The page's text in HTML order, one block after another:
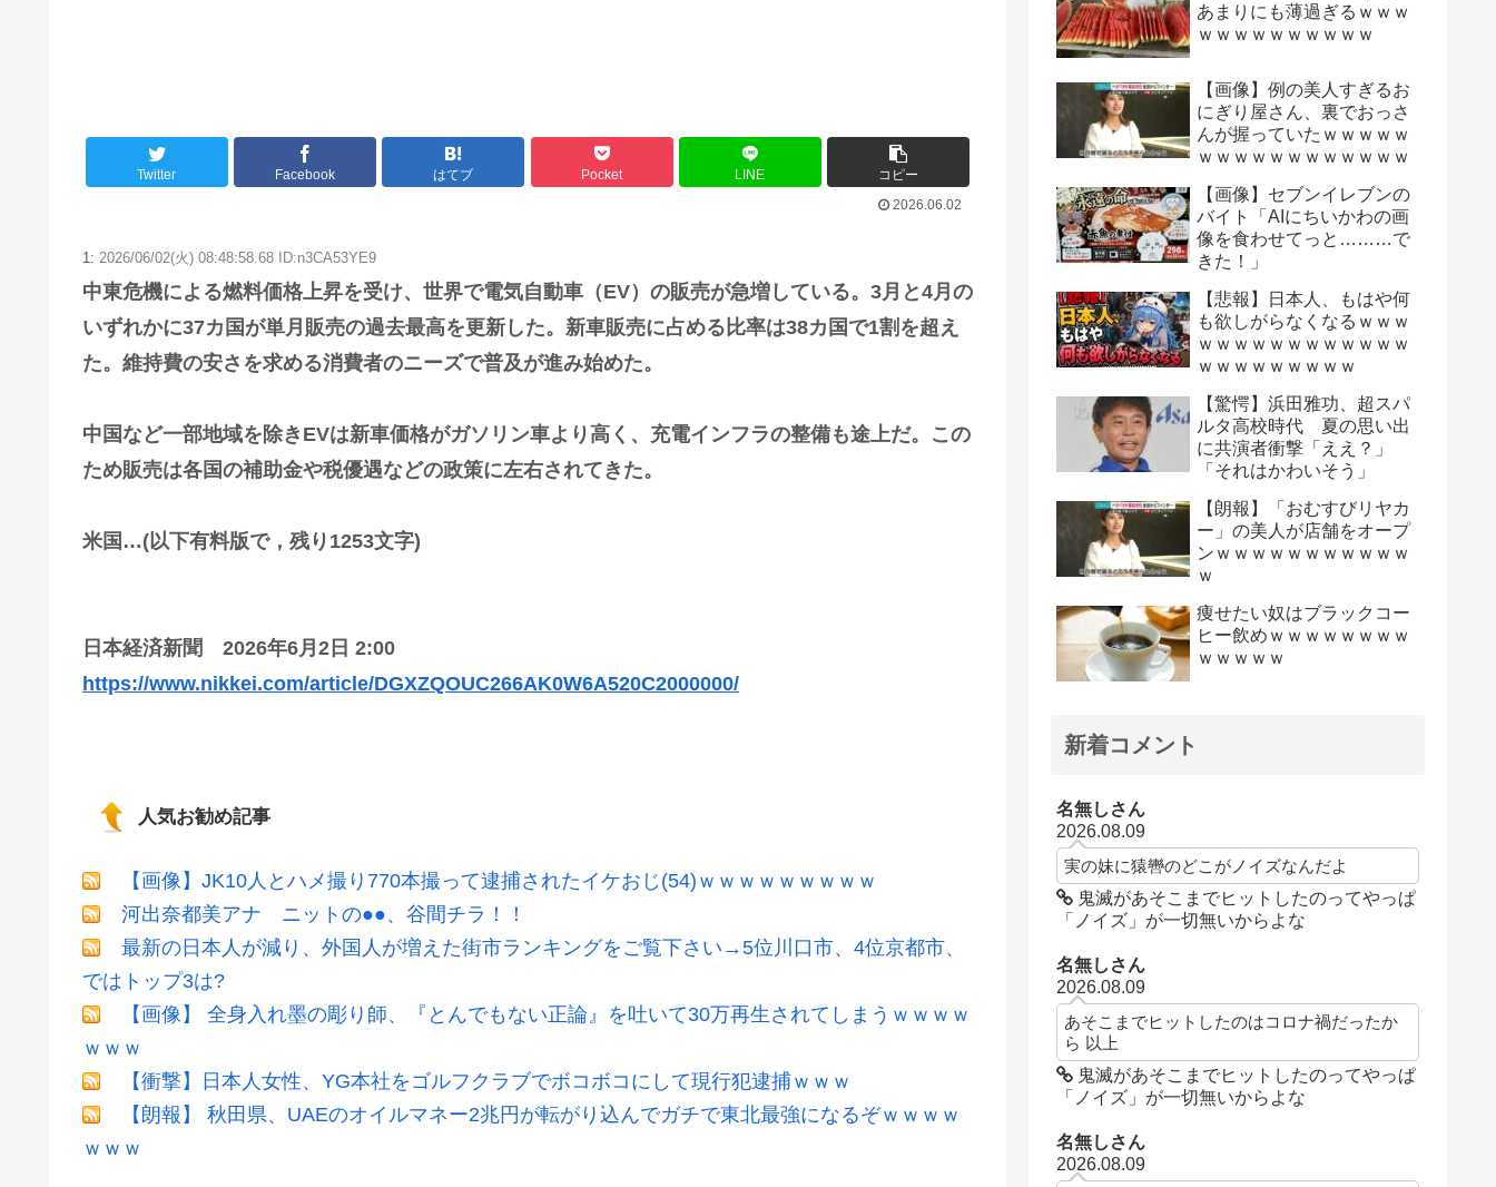
Twitter Facebook はてブ Pocket LINE
コピー
2026.06.02
1: 2026/06/02(火) 08:48:58.68 ID:n3CA53YE9
中東危機による燃料価格上昇を受け、世界で電気自動車（EV）の販売が急増している。3月と4月の
いずれかに37カ国が単月販売の過去最高を更新した。新車販売に占める比率は38カ国で1割を超え
た。維持費の安さを求める消費者のニーズで普及が進み始めた。
中国など一部地域を除きEVは新車価格がガソリン車より高く、充電インフラの整備も途上だ。この
ため販売は各国の補助金や税優遇などの政策に左右されてきた。
米国…(以下有料版で，残り1253文字)
日本経済新聞 2026年6月2日 2:00
https://www.nikkei.com/article/DGXZQOUC266AK0W6A520C2000000/
人気お勧め記事
【画像】JK10人とハメ撮り770本撮って逮捕されたイケおじ(54)ｗｗｗｗｗｗｗｗｗ
河出奈都美アナ ニットの●●、谷間チラ！！
最新の日本人が減り、外国人が増えた街市ランキングをご覧下さい→5位川口市、4位京都市、
ではトップ3は?
【画像】 全身入れ墨の彫り師、『とんでもない正論』を吐いて30万再生されてしまうｗｗｗｗ
ｗｗｗ
【衝撃】日本人女性、YG本社をゴルフクラブでボコボコにして現行犯逮捕ｗｗｗ
【朗報】 秋田県、UAEのオイルマネー2兆円が転がり込んでガチで東北最強になるぞｗｗｗｗ
ｗｗｗ
あまりにも薄過ぎるｗｗｗ
ｗｗｗｗｗｗｗｗｗｗ
【画像】例の美人すぎるお
にぎり屋さん、裏でおっさ
んが握っていたｗｗｗｗｗ
ｗｗｗｗｗｗｗｗｗｗｗｗ
【画像】セブンイレブンの
バイト「AIにちいかわの画
像を食わせてっと………で
きた！」
【悲報】日本人、もはや何
も欲しがらなくなるｗｗｗ
ｗｗｗｗｗｗｗｗｗｗｗｗ
ｗｗｗｗｗｗｗｗｗ
【驚愕】浜田雅功、超スパ
ルタ高校時代 夏の思い出
に共演者衝撃「ええ？」
「それはかわいそう」
【朗報】「おむすびリヤカ
ー」の美人が店舗をオープ
ンｗｗｗｗｗｗｗｗｗｗｗ
ｗ
痩せたい奴はブラックコー
ヒー飲めｗｗｗｗｗｗｗｗ
ｗｗｗｗｗ
新着コメント
名無しさん
2026.08.09
実の妹に猿轡のどこがノイズなんだよ
鬼滅があそこまでヒットしたのってやっぱ
「ノイズ」が一切無いからよな
名無しさん
2026.08.09
あそこまでヒットしたのはコロナ禍だったか
ら 以上
鬼滅があそこまでヒットしたのってやっぱ
「ノイズ」が一切無いからよな
名無しさん
2026.08.09